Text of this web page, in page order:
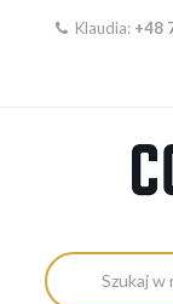
Klaudia: +48